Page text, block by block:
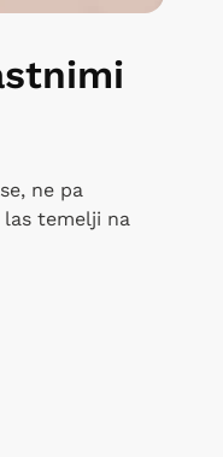
ne pa
las temelji na